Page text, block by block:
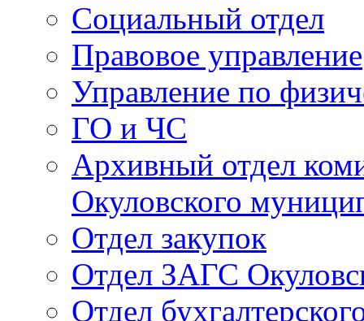
Социальный отдел
Правовое управление
Управление по
ГО и ЧС
Архивный отдел
Окуловского
Отдел закупок
Отдел ЗАГС
Отдел